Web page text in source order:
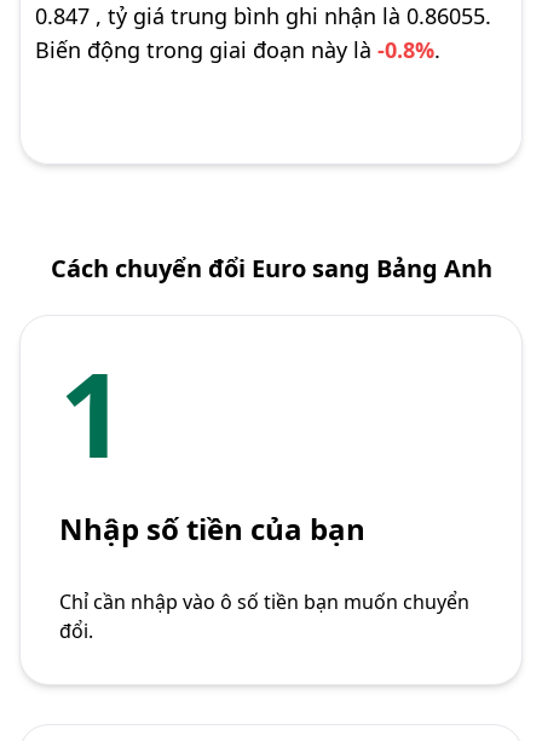
0.847 , tỷ giá trung bình ghi nhận là 0.86055.
Biến động trong giai đoạn này là -0.8%.
Cách chuyển đổi Euro sang Bảng Anh
1
Nhập số tiền của bạn
Chỉ cần nhập vào ô số tiền bạn muốn chuyển
đổi.